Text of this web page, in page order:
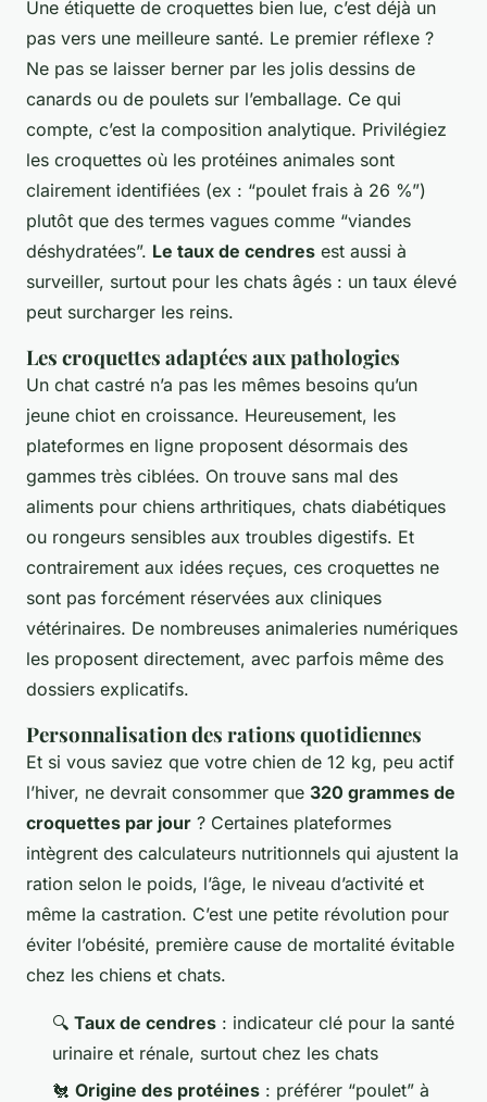
Une étiquette de croquettes bien lue, c’est déjà un
pas vers une meilleure santé. Le premier réflexe ?
Ne pas se laisser berner par les jolis dessins de
canards ou de poulets sur l’emballage. Ce qui
compte, c’est la composition analytique. Privilégiez
les croquettes où les protéines animales sont
clairement identifiées (ex : “poulet frais à 26 %”)
plutôt que des termes vagues comme “viandes
déshydratées”. Le taux de cendres est aussi à
surveiller, surtout pour les chats âgés : un taux élevé
peut surcharger les reins.
Les croquettes adaptées aux pathologies
Un chat castré n’a pas les mêmes besoins qu’un
jeune chiot en croissance. Heureusement, les
plateformes en ligne proposent désormais des
gammes très ciblées. On trouve sans mal des
aliments pour chiens arthritiques, chats diabétiques
ou rongeurs sensibles aux troubles digestifs. Et
contrairement aux idées reçues, ces croquettes ne
sont pas forcément réservées aux cliniques
vétérinaires. De nombreuses animaleries numériques
les proposent directement, avec parfois même des
dossiers explicatifs.
Personnalisation des rations quotidiennes
Et si vous saviez que votre chien de 12 kg, peu actif
l’hiver, ne devrait consommer que 320 grammes de
croquettes par jour ? Certaines plateformes
intègrent des calculateurs nutritionnels qui ajustent la
ration selon le poids, l’âge, le niveau d’activité et
même la castration. C’est une petite révolution pour
éviter l’obésité, première cause de mortalité évitable
chez les chiens et chats.
🔍 Taux de cendres : indicateur clé pour la santé
urinaire et rénale, surtout chez les chats
🐔 Origine des protéines : préférer “poulet” à